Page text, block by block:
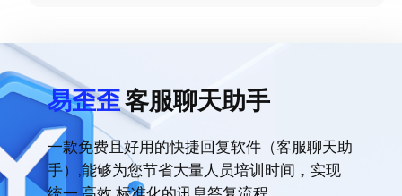
易歪歪客服聊天助手
一款免费且好用的快捷回复软件（客服聊天助
手）,能够为您节省大量人员培训时间，实现